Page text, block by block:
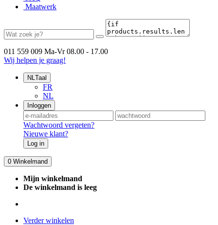
Maatwerk
011 559 009 Ma-Vr 08.00 - 17.00
Wij helpen je graag!
NLTaal
FR
NL
Inloggen
Wachtwoord vergeten?
Nieuwe klant?
Log in
0 Winkelmand
Mijn winkelmand
De winkelmand is leeg
Verder winkelen